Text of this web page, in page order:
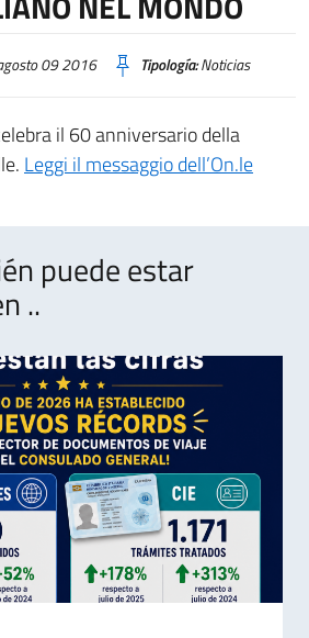
09 2016 Tipología:Noticias
il 60 anniversario della
Leggi il messaggio dell’On.le
puede estar
..